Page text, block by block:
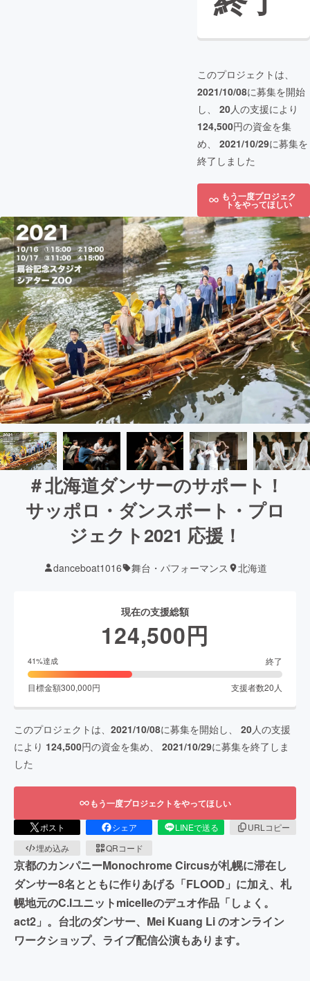
このプロジェクトは、
2021/10/08に募集を開始
し、 20人の支援により
124,500円の資金を集
め、 2021/10/29に募集を
終了しました
もう一度プロジェク
トをやってほしい
＃北海道ダンサーのサポート！
サッポロ・ダンスボート・プロ
ジェクト2021 応援！
danceboat1016 舞台・パフォーマンス 北海道
現在の支援総額
124,500円
41%達成 終了
目標金額300,000円 支援者数20 人
このプロジェクトは、 2021/10/08に募集を開始し、 20人の支援
により 124,500円の資金を集め、 2021/10/29に募集を終了しま
した
もう一度プロジェクトをやってほしい
ポスト シェア LINEで送る
URLコピー
埋め込み
QRコード
京都のカンパニーMonochrome Circusが札幌に滞在し
ダンサー8名とともに作りあげる「FLOOD」に加え、札
幌地元のC.Iユニットmicelleのデュオ作品「しょく。
act2」。台北のダンサー、Mei Kuang Li のオンライン
ワークショップ、ライブ配信公演もあります。